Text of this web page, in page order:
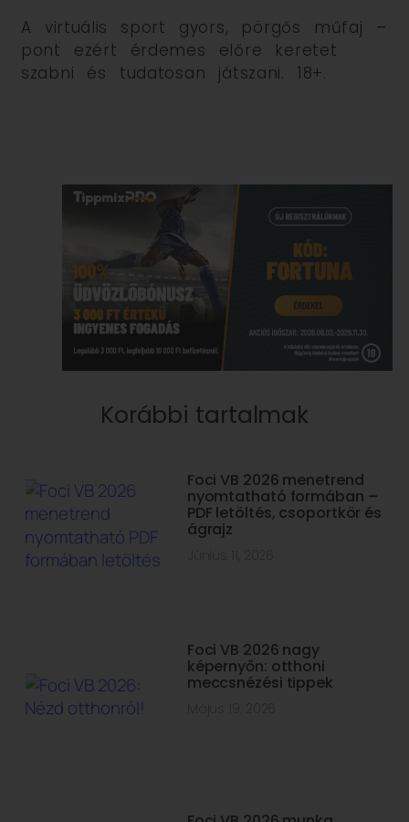
A virtuális sport gyors, pörgős műfaj –
pont ezért érdemes előre keretet
szabni és tudatosan játszani. 18+.
Korábbi tartalmak
Foci VB 2026 menetrend
nyomtatható formában –
PDF letöltés, csoportkör és
ágrajz
Foci VB 2026 nagy
képernyőn: otthoni
meccsnézési tippek